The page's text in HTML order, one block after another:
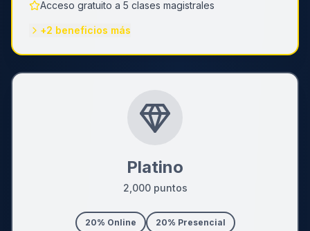
Acceso gratuito a 5 clases magistrales
+2 beneficios más
Platino
2,000puntos
20% Online 20% Presencial